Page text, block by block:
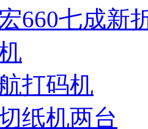
660七成新
打码机
纸机两台